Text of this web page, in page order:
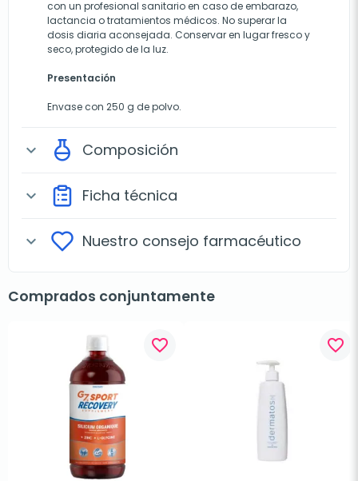
con un profesional sanitario en caso de embarazo,
lactancia o tratamientos médicos. No superar la
dosis diaria aconsejada. Conservar en lugar fresco y
seco, protegido de la luz.
Presentación
Envase con 250 g de polvo.
expand_more Composición
expand_more Ficha técnica
expand_more Nuestro consejo farmacéutico
Comprados conjuntamente
favorite_border favorite_border